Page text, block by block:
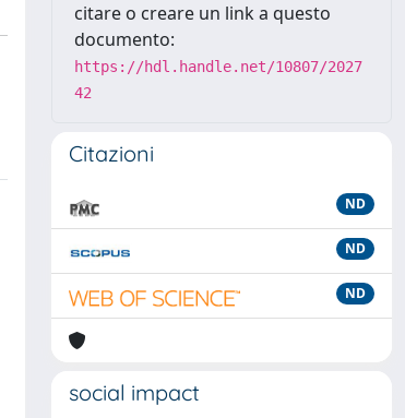
citare o creare un link a questo
documento:
https://hdl.handle.net/10807/2027
42
Citazioni
ND
ND
ND
social impact